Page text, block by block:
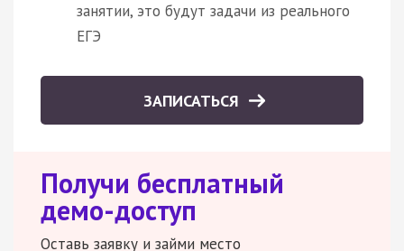
занятии, это будут задачи из реального
ЕГЭ
ЗАПИСАТЬСЯ
Получи бесплатный
демо-доступ
Оставь заявку и займи место